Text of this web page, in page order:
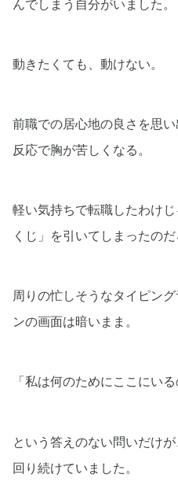
んでしまう自分がいました。
動きたくても、動けない。
前職での居心地の良さを思
反応で胸が苦しくなる。
軽い気持ちで転職したわけ
くじ」を引いてしまったのだ
周りの忙しそうなタイピン
ンの画面は暗いまま。
「私は何のためにここにいる
という答えのない問いだけ
回り続けていました。